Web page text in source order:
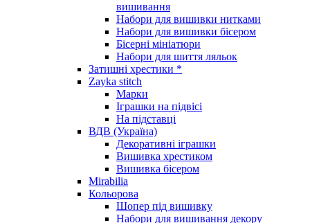
вишивання
Набори для вишивки нитками
Набори для вишивки бісером
Бісерні мініатюри
Набори для шиття ляльок
Затишні хрестики *
Zayka stitch
Марки
Іграшки на підвісі
На підставці
ВДВ (Україна)
Декоративні іграшки
Вишивка хрестиком
Вишивка бісером
Mirabilia
Кольорова
Шопер під вишивку
Набори для вишивання декору